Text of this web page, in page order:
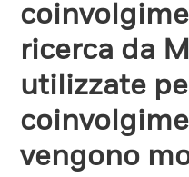
ricerca da
utilizzate
vengono